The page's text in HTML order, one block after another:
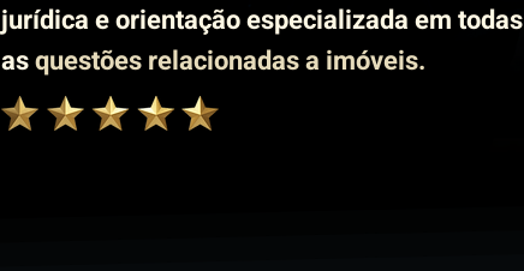
jurídica e orientação especializada em todas
asquestões relacionadas a imóveis.